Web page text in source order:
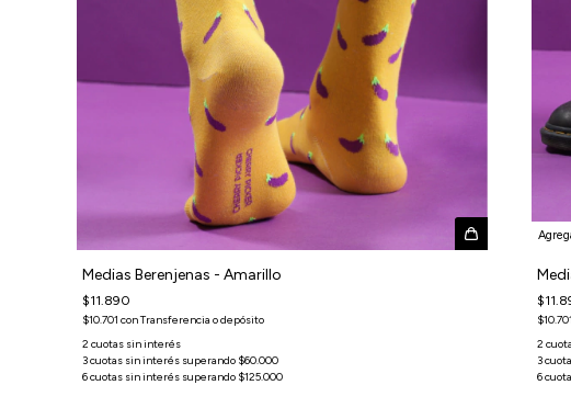
Medias Berenjenas - Amarillo
$11.890
$10.701 conTransferencia o depósito $10.701